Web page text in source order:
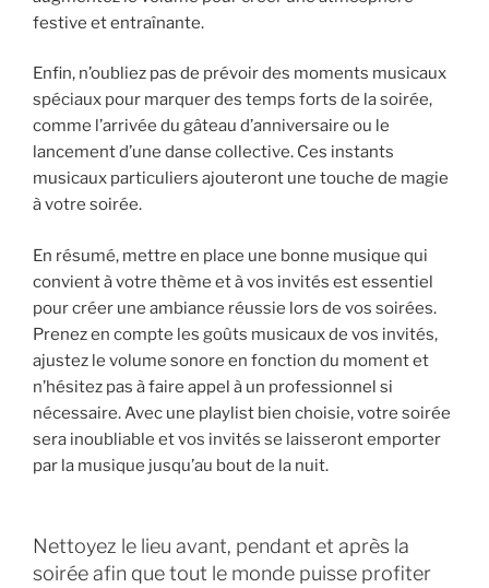
festive et entraînante.
Enfin, n’oubliez pas de prévoir des moments musicaux
spéciaux pour marquer des temps forts de la soirée,
comme l’arrivée du gâteau d’anniversaire ou le
lancement d’une danse collective. Ces instants
musicaux particuliers ajouteront une touche de magie
à votre soirée.
En résumé, mettre en place une bonne musique qui
convient à votre thème et à vos invités est essentiel
pour créer une ambiance réussie lors de vos soirées.
Prenez en compte les goûts musicaux de vos invités,
ajustez le volume sonore en fonction du moment et
n’hésitez pas à faire appel à un professionnel si
nécessaire. Avec une playlist bien choisie, votre soirée
sera inoubliable et vos invités se laisseront emporter
par la musique jusqu’au bout de la nuit.
Nettoyez le lieu avant, pendant et après la
soirée afin que tout le monde puisse profiter